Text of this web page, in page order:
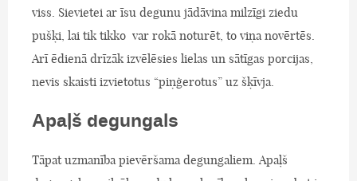
viss. Sievietei ar īsu degunu jādāvina milzīgi ziedu
pušķi, lai tik tikko var rokā noturēt, to viņa novērtēs.
Arī ēdienā drīzāk izvēlēsies lielas un sātīgas porcijas,
nevis skaisti izvietotus “piņģerotus” uz šķīvja.
Apaļš degungals
Tāpat uzmanība pievēršama degungaliem. Apaļš